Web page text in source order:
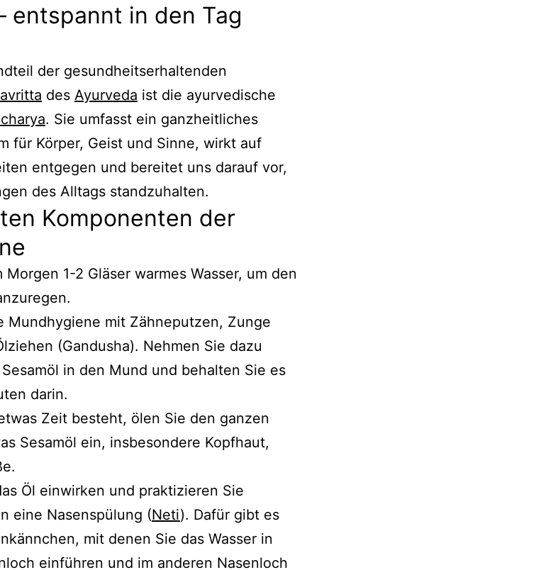
entspannt in den Tag
der gesundheitserhaltenden
des Ayurveda ist die ayurvedische
. Sie umfasst ein ganzheitliches
für Körper, Geist und Sinne, wirkt auf
entgegen und bereitet uns darauf vor,
des Alltags standzuhalten.
Komponenten der
Morgen 1-2 Gläser warmes Wasser, um den
mit Zähneputzen, Zunge
(Gandusha). Nehmen Sie dazu
in den Mund und behalten Sie es
darin.
Zeit besteht, ölen Sie den ganzen
Sesamöl ein, insbesondere Kopfhaut,
Öl einwirken und praktizieren Sie
eine Nasenspülung (Neti). Dafür gibt es
mit denen Sie das Wasser in
einführen und im anderen Nasenloch